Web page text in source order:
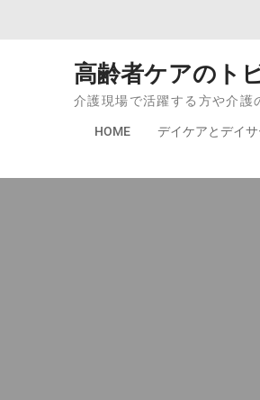
高齢者ケアのト
介護現場で活躍する方や介護
HOME デイケアとデイ